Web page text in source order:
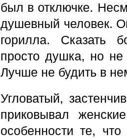
был в отключке.
душевный человек.
горилла. Сказать
просто душка, но не
Лучше не будить в
Угловатый,
приковывал
особенности те,